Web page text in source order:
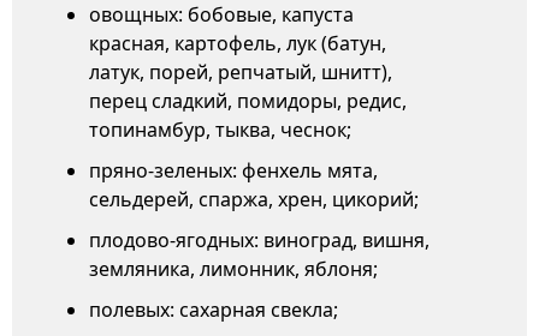
овощных: бобовые, капуста
красная, картофель, лук (батун,
латук, порей, репчатый, шнитт),
перец сладкий, помидоры, редис,
топинамбур, тыква, чеснок;
пряно-зеленых: фенхель мята,
сельдерей, спаржа, хрен, цикорий;
плодово-ягодных: виноград, вишня,
земляника, лимонник, яблоня;
полевых: сахарная свекла;